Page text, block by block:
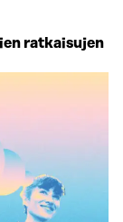
ratkaisujen